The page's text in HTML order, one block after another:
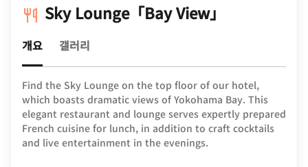
Sky Lounge「Bay View」
개요 갤러리
Find the Sky Lounge on the top floor of our hotel,
which boasts dramatic views of Yokohama Bay. This
elegant restaurant and lounge serves expertly prepared
French cuisine for lunch, in addition to craft cocktails
and live entertainment in the evenings.